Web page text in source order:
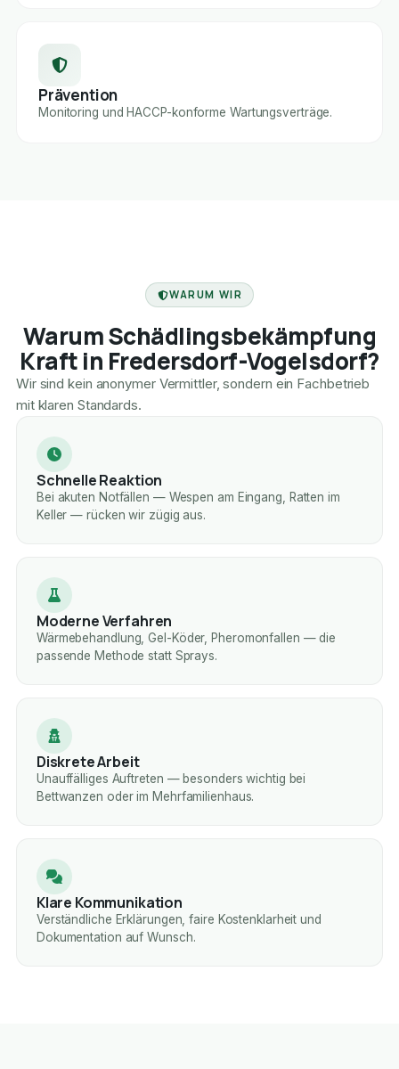
Prävention
Monitoring und HACCP-konforme Wartungsverträge.
WARUM WIR
Warum Schädlingsbekämpfung
Kraft in Fredersdorf-Vogelsdorf?
Wir sind kein anonymer Vermittler, sondern ein Fachbetrieb
mit klaren Standards.
Schnelle Reaktion
Bei akuten Notfällen — Wespen am Eingang, Ratten im
Keller — rücken wir zügig aus.
Moderne Verfahren
Wärmebehandlung, Gel-Köder, Pheromonfallen — die
passende Methode statt Sprays.
Diskrete Arbeit
Unauffälliges Auftreten — besonders wichtig bei
Bettwanzen oder im Mehrfamilienhaus.
Klare Kommunikation
Verständliche Erklärungen, faire Kostenklarheit und
Dokumentation auf Wunsch.